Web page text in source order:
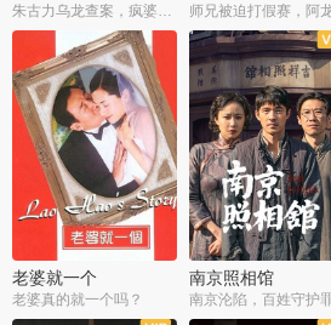
朱古力乌龙查案，疯婆子神助攻
老婆就一个
老婆真的就一个吗？
南京照相馆